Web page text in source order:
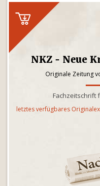
NKZ - Neue
Originale Zeitung
Fachzeitschrift
letztes verfügbares